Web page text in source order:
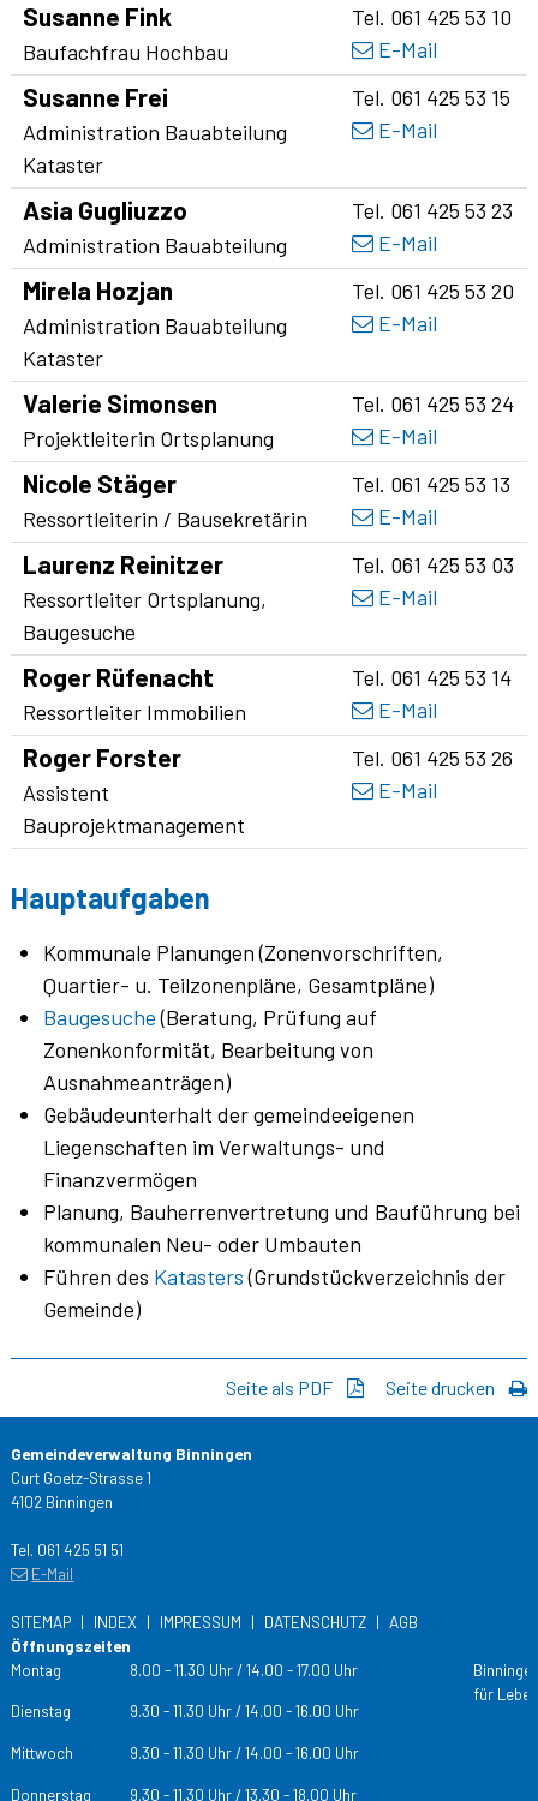
Susanne Fink
Funktion
Baufachfrau Hochbau
Tel. 061 425 53 10
E-Mail
Susanne Frei
Funktion
Administration Bauabteilung
Kataster
Tel. 061 425 53 15
E-Mail
Asia Gugliuzzo
Funktion
Administration Bauabteilung
Tel. 061 425 53 23
E-Mail
Mirela Hozjan
Funktion
Administration Bauabteilung
Kataster
Tel. 061 425 53 20
E-Mail
Valerie Simonsen
Funktion
Projektleiterin Ortsplanung
Tel. 061 425 53 24
E-Mail
Nicole Stäger
Funktion
Ressortleiterin / Bausekretärin
Tel. 061 425 53 13
E-Mail
Laurenz Reinitzer
Funktion
Ressortleiter Ortsplanung,
Baugesuche
Tel. 061 425 53 03
E-Mail
Roger Rüfenacht
Funktion
Ressortleiter Immobilien
Tel. 061 425 53 14
E-Mail
Roger Forster
Funktion
Assistent
Bauprojektmanagement
Tel. 061 425 53 26
E-Mail
Hauptaufgaben
Kommunale Planungen (Zonenvorschriften,
Quartier- u. Teilzonenpläne, Gesamtpläne)
Baugesuche(Beratung, Prüfung auf
Zonenkonformität, Bearbeitung von
Ausnahmeanträgen)
Gebäudeunterhalt der gemeindeeigenen
Liegenschaften im Verwaltungs- und
Finanzvermögen
Planung, Bauherrenvertretung und Bauführung bei
kommunalen Neu- oder Umbauten
Führen des Katasters(Grundstückverzeichnis der
Gemeinde)
Seite drucken
Seite als PDF
Gemeindeverwaltung Binningen
Curt Goetz-Strasse 1
4102 Binningen
Tel. 061 425 51 51
E-Mail
SITEMAP INDEX IMPRESSUM DATENSCHUTZ
AGB
Öffnungszeiten
TagÖffnungs­zeiten
Montag 8.00 - 11.30 Uhr / 14.00 - 17.00 Uhr
für
Dienstag
9.30 - 11.30 Uhr / 14.00 - 16.00 Uhr
Mittwoch 9.30 - 11.30 Uhr / 14.00 - 16.00 Uhr
Donnerstag 9.30 - 11.30 Uhr / 13.30 - 18.00 Uhr